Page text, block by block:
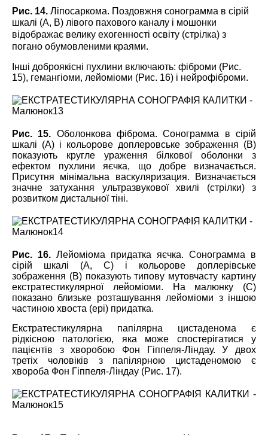
Рис. 14. Ліпосаркома. Поздовжня сонограмма в сірій
шкалі (A, B) лівого пахового каналу і мошонки
відображає велику ехогенності освіту (стрілка) з
погано обумовленими краями.
Інші доброякісні пухлини включають: фіброми (Рис.
15), гемангіоми, лейоміоми (Рис. 16) і нейрофіброми.
Рис. 15. Оболонкова фіброма. Сонограмма в сірій
шкалі (А) і кольорове доплеровське зображення (В)
показують кругле ураження білкової оболонки з
ефектом пухлини яєчка, що добре визначається.
Присутня мінімальна васкуляризация. Визначається
значне затухання ультразвукової хвилі (стрілки) з
розвитком дистальної тіні.
Рис. 16. Лейоміома придатка яєчка. Сонограмма в
сірій шкалі (А, С) і кольорове доплерівське
зображення (В) показують типову мутовчасту картину
екстратестикулярної лейоміоми. На малюнку (C)
показано близьке розташування лейоміоми з іншою
частиною хвоста (epi) придатка.
Екстратестикулярна папілярна цистаденома є
рідкісною патологією, яка може спостерігатися у
пацієнтів з хворобою Фон Гіппеля-Ліндау. У двох
третіх чоловіків з папілярною цистаденомою є
хвороба Фон Гіппеля-Ліндау (Рис. 17).